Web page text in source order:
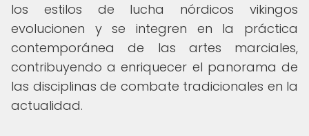
los estilos de lucha nórdicos vikingos
evolucionen y se integren en la práctica
contemporánea de las artes marciales,
contribuyendo a enriquecer el panorama de
las disciplinas de combate tradicionales en la
actualidad.